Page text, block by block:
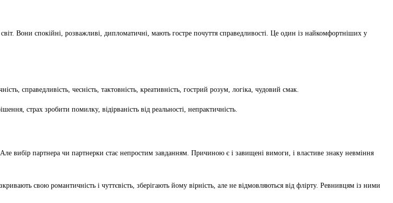
Вони спокійні, розважливі, дипломатичні, мають гостре почуття справедливості. Це один із найкомфортніших у
справедливість, чесність, тактовність, креативність, гострий розум, логіка, чудовий смак.
страх зробити помилку, відірваність від реальності, непрактичність.
вибір партнера чи партнерки стає непростим завданням. Причиною є і завищені вимоги, і властиве знаку невміння
свою романтичність і чуттєвість, зберігають йому вірність, але не відмовляються від флірту. Ревнивцям із ними